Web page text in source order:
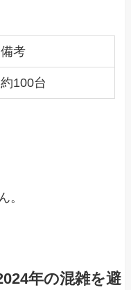
備考
約100台
。
年の混雑を避